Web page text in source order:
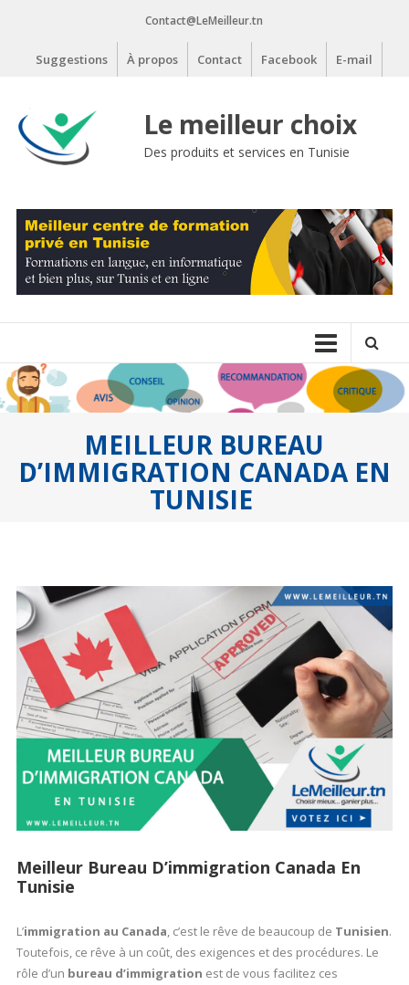
Contact@LeMeilleur.tn
Suggestions À propos Contact Facebook E-mail
Le meilleur choix
Des produits et services en Tunisie
MEILLEUR BUREAU
D’IMMIGRATION CANADA EN
TUNISIE
Meilleur Bureau D’immigration Canada En
Tunisie
L’immigration au Canada, c’est le rêve de beaucoup de Tunisien.
Toutefois, ce rêve à un coût, des exigences et des procédures. Le
rôle d’un bureau d’immigration est de vous facilitez ces